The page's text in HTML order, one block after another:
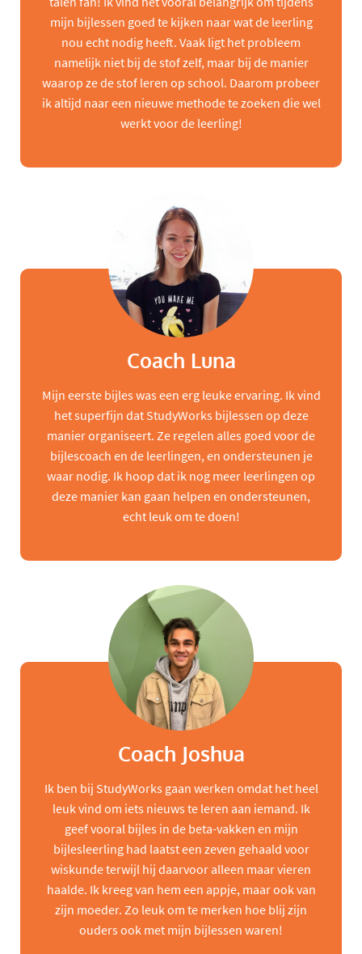
mijn bijlessen goed te kijken naar wat de leerling
nou echt nodig heeft. Vaak ligt het probleem
namelijk niet bij de stof zelf, maar bij de manier
waarop ze de stof leren op school. Daarom probeer
ik altijd naar een nieuwe methode te zoeken die wel
werkt voor de leerling!
Coach Luna
Mijn eerste bijles was een erg leuke ervaring. Ik vind
het superfijn dat StudyWorks bijlessen op deze
manier organiseert. Ze regelen alles goed voor de
bijlescoach en de leerlingen, en ondersteunen je
waar nodig. Ik hoop dat ik nog meer leerlingen op
deze manier kan gaan helpen en ondersteunen,
echt leuk om te doen!
Coach Joshua
Ik ben bij StudyWorks gaan werken omdat het heel
leuk vind om iets nieuws te leren aan iemand. Ik
geef vooral bijles in de beta-vakken en mijn
bijlesleerling had laatst een zeven gehaald voor
wiskunde terwijl hij daarvoor alleen maar vieren
haalde. Ik kreeg van hem een appje, maar ook van
zijn moeder. Zo leuk om te merken hoe blij zijn
ouders ook met mijn bijlessen waren!